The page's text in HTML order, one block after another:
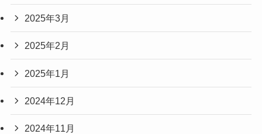
2025年3月
2025年2月
2025年1月
2024年12月
2024年11月